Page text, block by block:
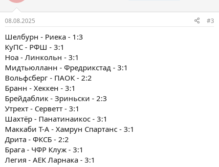
08.08.2025 #3
Шелбурн - Риека - 1:3
КуПС - РФШ - 3:1
Ноа - Линкольн - 3:1
Мидтьюлланн - Фредрикстад - 3:1
Вольфсберг - ПАОК - 2:2
Бранн - Хеккен - 3:1
Брейдаблик - Зриньски - 2:3
Утрехт - Серветт - 3:1
Шахтёр - Панатинаикос - 3:1
Маккаби Т-А - Хамрун Спартанс - 3:1
Дрита - ФКСБ - 2:2
Брага - ЧФР Клуж - 3:1
Легия - АЕК Ларнака - 3:1